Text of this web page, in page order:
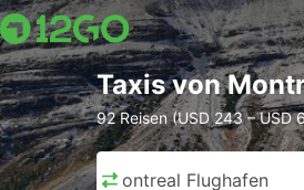
Taxis von
92 Reisen (USD 243 – USD
Montreal Flughafen